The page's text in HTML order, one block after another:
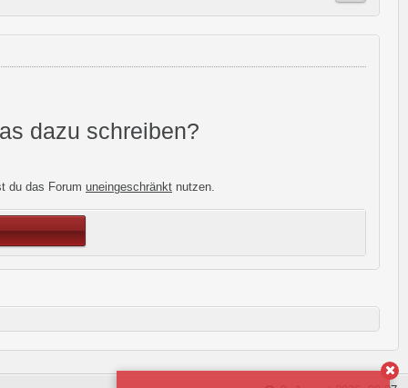
dazu schreiben?
du das Forum uneingeschränkt nutzen.